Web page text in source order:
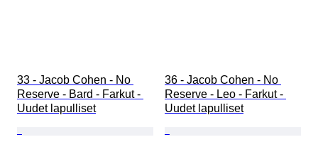
33 - Jacob Cohen - No
Reserve - Bard - Farkut -
Uudet lapulliset
36 - Jacob Cohen - No
Reserve - Leo - Farkut -
Uudet lapulliset